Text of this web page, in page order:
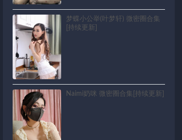
梦蝶小公举(叶梦轩) 微密圈合集
[持续更新]
Naimi奶咪 微密圈合集[持续更新]